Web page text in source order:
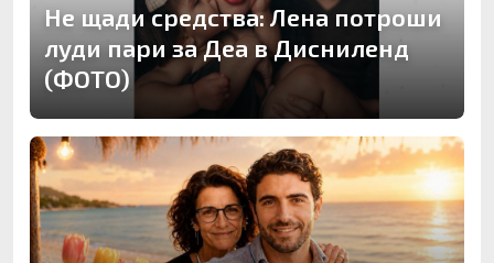
Не щади средства: Лена потроши
луди пари за Деа в Дисниленд
(ФОТО)